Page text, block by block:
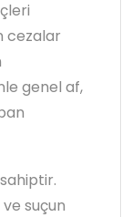
cezalar
genel af,
suçun